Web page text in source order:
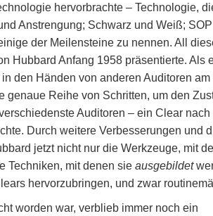
hervorbrachte – Technologie,
Anstrengung; Schwarz und Weiß;
der Meilensteine zu nennen. All
Hubbard Anfang 1958 präsentierte. Als
den Händen von anderen Auditoren am
genaue Reihe von Schritten, um den
Auditoren – ein Clear nach
Durch weitere Verbesserungen und
jetzt nicht nur die Werkzeuge, mit
Techniken, mit denen sie ausgebildet
hervorzubringen, und zwar
worden war, verblieb immer noch ein